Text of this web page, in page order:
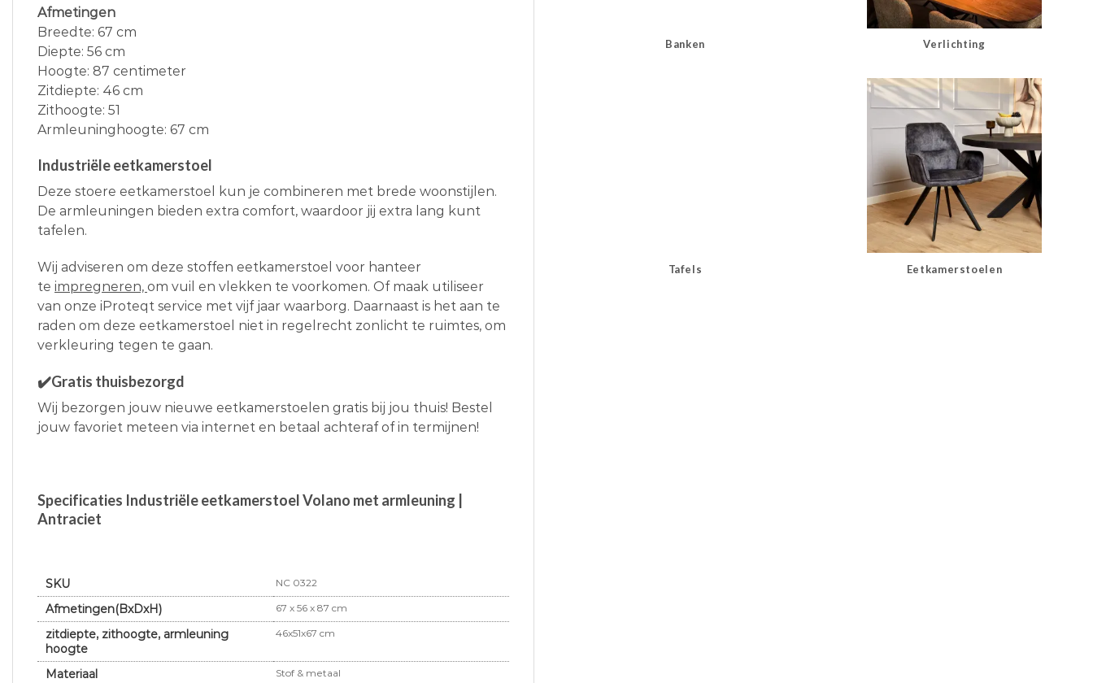
Afmetingen
Breedte: 67 cm
Diepte: 56 cm
Hoogte: 87 centimeter
Zitdiepte: 46 cm
Zithoogte: 51
Armleuninghoogte: 67 cm
Industriële eetkamerstoel
Deze stoere eetkamerstoel kun je combineren met brede woonstijlen.
De armleuningen bieden extra comfort, waardoor jij extra lang kunt
tafelen.
Wij adviseren om deze stoffen eetkamerstoel voor hanteer
te impregneren, om vuil en vlekken te voorkomen. Of maak utiliseer
van onze iProteqt service met vijf jaar waarborg. Daarnaast is het aan te
raden om deze eetkamerstoel niet in regelrecht zonlicht te ruimtes, om
verkleuring tegen te gaan.
✔️Gratis thuisbezorgd
Wij bezorgen jouw nieuwe eetkamerstoelen gratis bij jou thuis! Bestel
jouw favoriet meteen via internet en betaal achteraf of in termijnen!
Specificaties Industriële eetkamerstoel Volano met armleuning |
Antraciet
SKU NC 0322
Afmetingen(BxDxH) 67 x 56 x 87 cm
zitdiepte, zithoogte, armleuning
hoogte
46x51x67 cm
Materiaal Stof & metaal
Banken Verlichting
Tafels Eetkamerstoelen